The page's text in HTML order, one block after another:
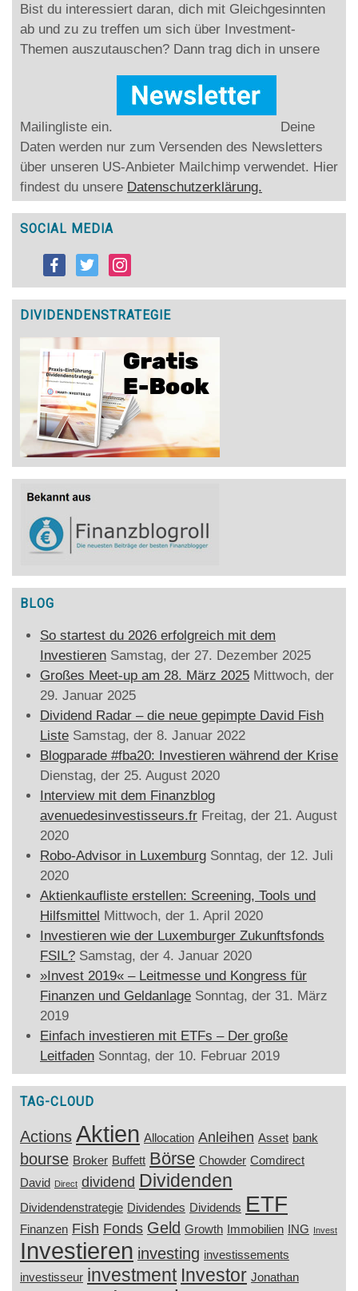
Bist du interessiert daran, dich mit Gleichgesinnten
ab und zu zu treffen um sich über Investment-
Themen auszutauschen? Dann trag dich in unsere
Mailingliste ein.
Deine
Daten werden nur zum Versenden des Newsletters
über unseren US-Anbieter Mailchimp verwendet. Hier
findest du unsere Datenschutzerklärung.
SOCIAL MEDIA
DIVIDENDENSTRATEGIE
BLOG
So startest du 2026 erfolgreich mit dem
Investieren Samstag, der 27. Dezember 2025
Großes Meet-up am 28. März 2025 Mittwoch, der
29. Januar 2025
Dividend Radar – die neue gepimpte David Fish
Liste Samstag, der 8. Januar 2022
Blogparade #fba20: Investieren während der Krise
Dienstag, der 25. August 2020
Interview mit dem Finanzblog
avenuedesinvestisseurs.fr Freitag, der 21. August
2020
Robo-Advisor in Luxemburg Sonntag, der 12. Juli
2020
Aktienkaufliste erstellen: Screening, Tools und
Hilfsmittel Mittwoch, der 1. April 2020
Investieren wie der Luxemburger Zukunftsfonds
FSIL? Samstag, der 4. Januar 2020
»Invest 2019« – Leitmesse und Kongress für
Finanzen und Geldanlage Sonntag, der 31. März
2019
Einfach investieren mit ETFs – Der große
Leitfaden Sonntag, der 10. Februar 2019
TAG-CLOUD
Actions Aktien Allocation Anleihen Asset bank
bourse Broker Buffett Börse Chowder Comdirect
David Direct dividend Dividenden
Dividendenstrategie Dividendes Dividends ETF
Finanzen Fish Fonds Geld Growth Immobilien ING Invest
Investieren investing investissements
investisseur investment Investor Jonathan